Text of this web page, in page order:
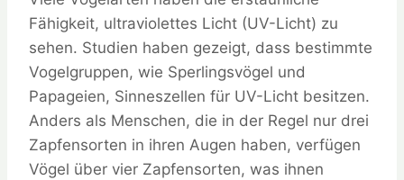
Fähigkeit, ultraviolettes Licht (UV-Licht) zu
sehen. Studien haben gezeigt, dass bestimmte
Vogelgruppen, wie Sperlingsvögel und
Papageien, Sinneszellen für UV-Licht besitzen.
Anders als Menschen, die in der Regel nur drei
Zapfensorten in ihren Augen haben, verfügen
Vögel über vier Zapfensorten, was ihnen